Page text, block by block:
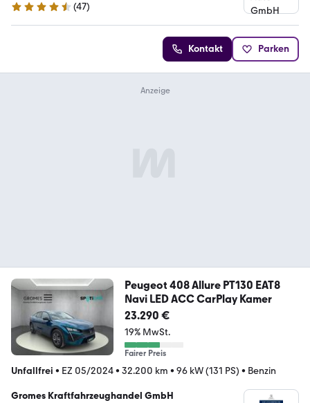
4.4 Sterne
(47)
Kontakt Parken
Peugeot 408 Allure PT130 EAT8
Navi LED ACC CarPlay Kamer
23.290 €
19% MwSt.
Fairer Preis
Unfallfrei • EZ 05/2024• 32.200 km • 96 kW (131 PS) • Benzin
Gromes Kraftfahrzeughandel GmbH